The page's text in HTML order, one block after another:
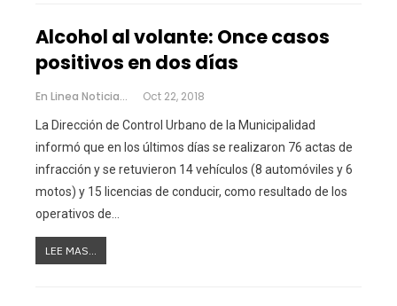
Alcohol al volante: Once casos
positivos en dos días
En Linea Noticias Oct 22, 2018
La Dirección de Control Urbano de la Municipalidad
informó que en los últimos días se realizaron 76 actas de
infracción y se retuvieron 14 vehículos (8 automóviles y 6
motos) y 15 licencias de conducir, como resultado de los
operativos de…
LEE MAS...